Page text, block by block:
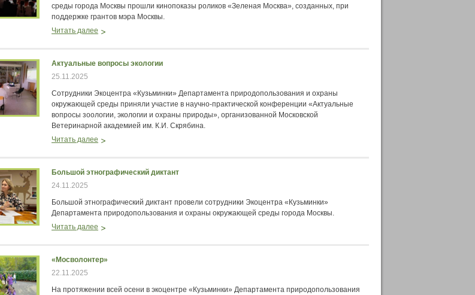
среды города Москвы прошли кинопоказы роликов «Зеленая Москва», созданных, при
поддержке грантов мэра Москвы.
Читать далее
Актуальные вопросы экологии
25.11.2025
Сотрудники Экоцентра «Кузьминки» Департамента природопользования и охраны
окружающей среды приняли участие в научно-практической конференции «Актуальные
вопросы зоологии, экологии и охраны природы», организованной Московской
Ветеринарной академией им. К.И. Скрябина.
Читать далее
Большой этнографический диктант
24.11.2025
Большой этнографический диктант провели сотрудники Экоцентра «Кузьминки»
Департамента природопользования и охраны окружающей среды города Москвы.
Читать далее
«Мосволонтер»
22.11.2025
На протяжении всей осени в экоцентре «Кузьминки» Департамента природопользования